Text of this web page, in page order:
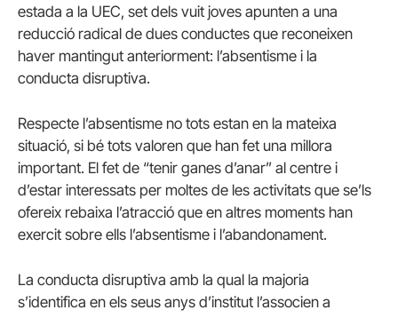
estada a la UEC, set dels vuit joves apunten a una
reducció radical de dues conductes que reconeixen
haver mantingut anteriorment: l’absentisme i la
conducta disruptiva.
Respecte l’absentisme no tots estan en la mateixa
situació, si bé tots valoren que han fet una millora
important. El fet de “tenir ganes d’anar” al centre i
d’estar interessats per moltes de les activitats que se’ls
ofereix rebaixa l’atracció que en altres moments han
exercit sobre ells l’absentisme i l’abandonament.
La conducta disruptiva amb la qual la majoria
s’identifica en els seus anys d’institut l’associen a